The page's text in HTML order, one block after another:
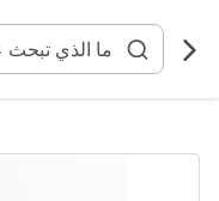
المحتوى
انتقل